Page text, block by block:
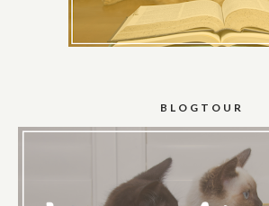
BLOGTOUR